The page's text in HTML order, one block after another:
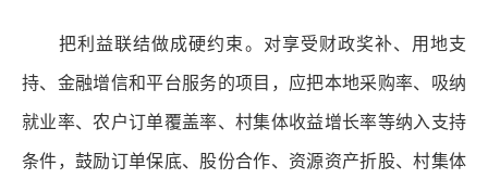
把利益联结做成硬约束。对享受财政奖补、用地支
持、金融增信和平台服务的项目，应把本地采购率、吸纳
就业率、农户订单覆盖率、村集体收益增长率等纳入支持
条件，鼓励订单保底、股份合作、资源资产折股、村集体